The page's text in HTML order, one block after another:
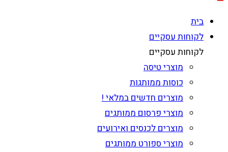
בית
לקוחות עסקיים
לקוחות עסקיים
מוצרי טיסה
כוסות ממותגות
מוצרים חדשים במלאי !
מוצרי פרסום ממותגים
מוצרים לכנסים ואירועים
מוצרי ספורט ממותגים